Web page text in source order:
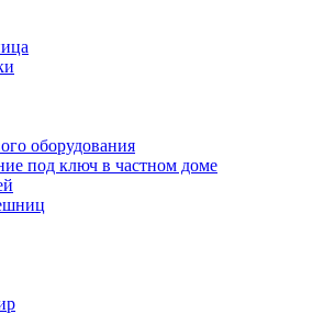
оборудования
под ключ в частном доме